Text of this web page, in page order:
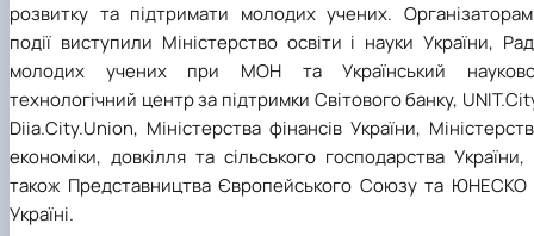
розвитку та підтримати молодих учених.
події виступили Міністерство освіти і науки України,
молодих учених при МОН та Український
технологічний центр за підтримки Світового банку,
Diia.City.Union, Міністерства фінансів України,
економіки, довкілля та сільського господарства України,
також Представництва Європейського Союзу та ЮНЕСКО
Україні.